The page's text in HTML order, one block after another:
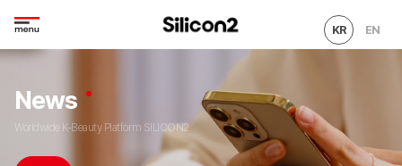
KR EN
News
Worldwide K-Beauty Platform SILICON2